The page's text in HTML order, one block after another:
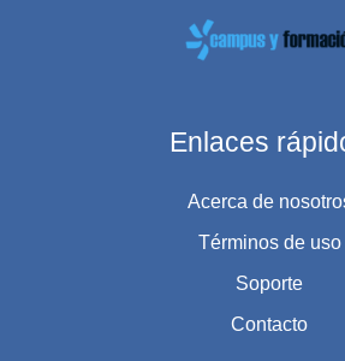
Enlaces
Acerca de
Términos de uso
Soporte
Contacto